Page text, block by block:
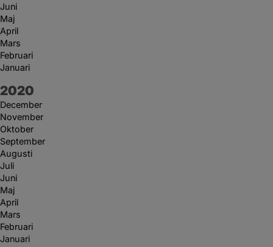
Juni
Maj
April
Mars
Februari
Januari
År:
2020
December
November
Oktober
September
Augusti
Juli
Juni
Maj
April
Mars
Februari
Januari